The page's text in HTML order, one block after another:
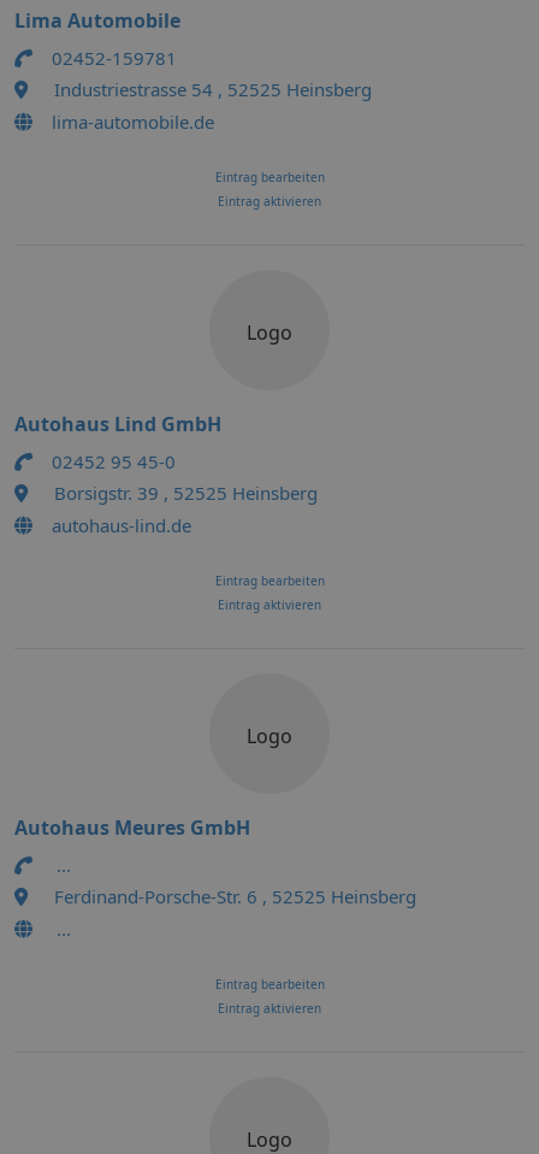
Lima Automobile
02452-159781
Industriestrasse 54 , 52525 Heinsberg
lima-automobile.de
Eintrag bearbeiten
Eintrag aktivieren
Logo
Autohaus Lind GmbH
02452 95 45-0
Borsigstr. 39 , 52525 Heinsberg
autohaus-lind.de
Eintrag bearbeiten
Eintrag aktivieren
Logo
Autohaus Meures GmbH
...
Ferdinand-Porsche-Str. 6 , 52525 Heinsberg
...
Eintrag bearbeiten
Eintrag aktivieren
Logo